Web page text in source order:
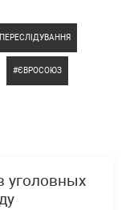
ПЕРЕСЛІДУВАННЯ
ЄВРОСОЮЗ
уголовных